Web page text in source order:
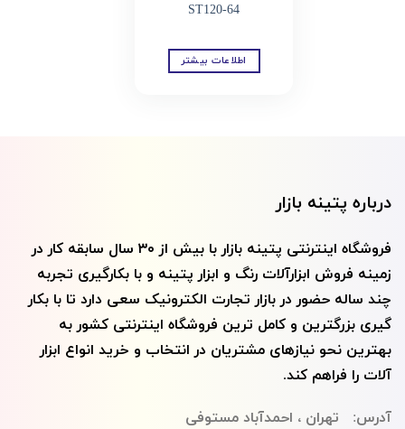
ST120-64
اطلاعات بیشتر
درباره پتینه بازار
فروشگاه اینترنتی پتينه بازار با بيش از ۳۰ سال سابقه کار در
زمینه فروش ابزارآلات رنگ و ابزار پتينه و با بکارگیری تجربه
چند ساله حضور در بازار تجارت الکترونیک سعی دارد تا با بکار
گیری بزرگترین و کامل ترین فروشگاه اینترنتی کشور به
بهترین نحو نیازهای مشتریان در انتخاب و خرید انواع ابزار
آلات را فراهم کند.
آدرس: تهران ، احمدآباد مستوفی